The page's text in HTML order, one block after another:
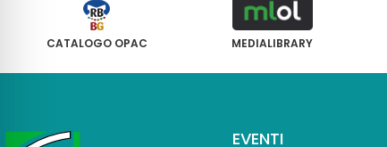
CATALOGO OPAC MEDIALIBRARY
EVENTI